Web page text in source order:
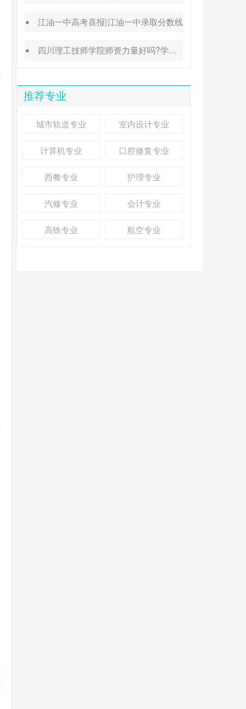
江油一中高考喜报|江油一中录取分数线
四川理工技师学院师资力量好吗?学校地址在哪里
推荐专业
城市轨道专业 室内设计专业
计算机专业 口腔修复专业
西餐专业 护理专业
汽修专业 会计专业
高铁专业 航空专业